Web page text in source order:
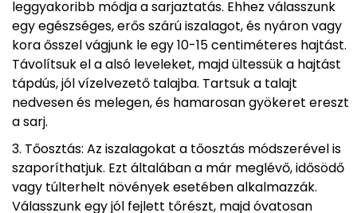
leggyakoribb módja a sarjaztatás. Ehhez válasszunk
egy egészséges, erős szárú iszalagot, és nyáron vagy
kora ősszel vágjunk le egy 10-15 centiméteres hajtást.
Távolítsuk el a alsó leveleket, majd ültessük a hajtást
tápdús, jól vízelvezető talajba. Tartsuk a talajt
nedvesen és melegen, és hamarosan gyökeret ereszt
a sarj.
Tőosztás: Az iszalagokat a tőosztás módszerével is
szaporíthatjuk. Ezt általában a már meglévő, idősödő
vagy túlterhelt növények esetében alkalmazzák.
Válasszunk egy jól fejlett tőrészt, majd óvatosan